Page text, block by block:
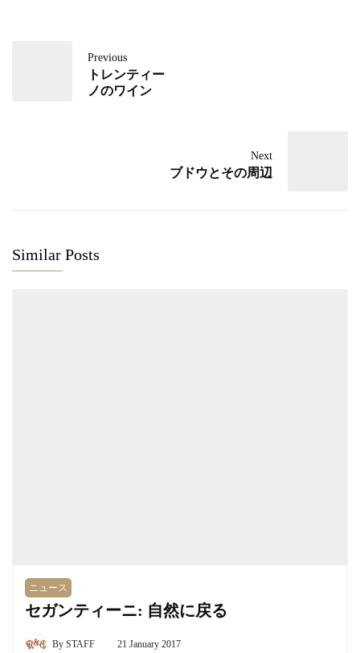
Previous
トレンティー
ノのワイン
Next
ブドウとその周辺
Similar Posts
ニュース
セガンティーニ: 自然に戻る
By STAFF 21 January 2017